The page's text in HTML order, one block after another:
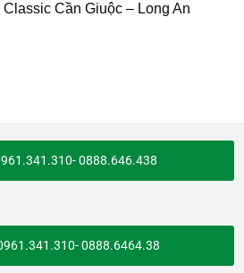
Cần Giuộc – Long An
0888.646.438
0888.6464.38